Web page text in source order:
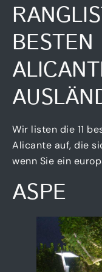
Wir listen die 11
Alicante auf, die
wenn Sie ein
ASPE